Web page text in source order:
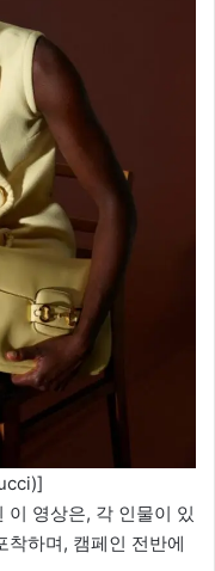
이 영상은, 각 인물이 있
착하며, 캠페인 전반에